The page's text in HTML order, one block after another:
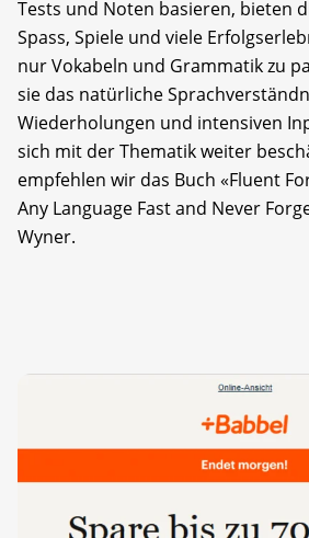
Tests und Noten basieren, bieten
Spass, Spiele und viele
nur Vokabeln und Grammatik zu
sie das natürliche
Wiederholungen und intensiven
sich mit der Thematik weiter
empfehlen wir das Buch «Fluent
Any Language Fast and Never
Wyner.